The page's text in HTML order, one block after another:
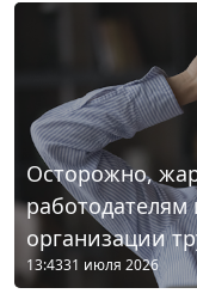
Осторожно,
организации
13:4331 июля 2026